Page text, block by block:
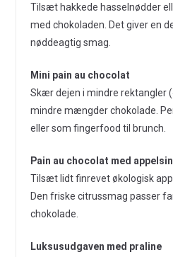
Tilsæt hakkede hasselnødder
med chokoladen. Det giver en
nøddeagtig smag.
Mini pain au chocolat
Skær dejen i mindre rektangler
mindre mængder chokolade.
eller som fingerfood til brunch.
Pain au chocolat med
Tilsæt lidt finrevet økologisk
Den friske citrussmag passer
chokolade.
Luksusudgaven med praline